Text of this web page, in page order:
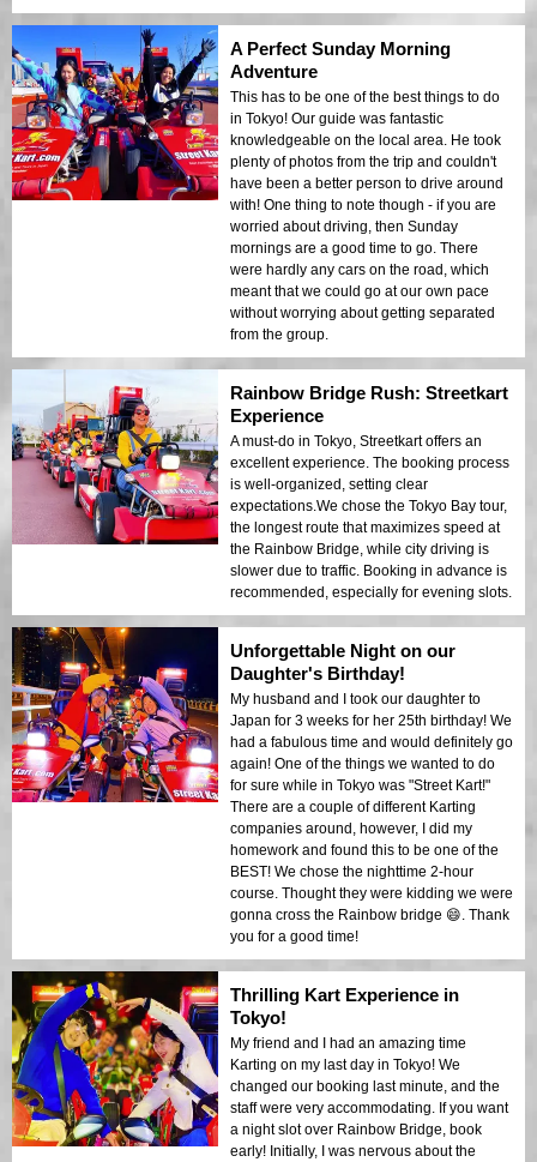
A Perfect Sunday Morning
Adventure
This has to be one of the best things to do
in Tokyo! Our guide was fantastic
knowledgeable on the local area. He took
plenty of photos from the trip and couldn't
have been a better person to drive around
with! One thing to note though - if you are
worried about driving, then Sunday
mornings are a good time to go. There
were hardly any cars on the road, which
meant that we could go at our own pace
without worrying about getting separated
from the group.
Rainbow Bridge Rush: Streetkart
Experience
A must-do in Tokyo, Streetkart offers an
excellent experience. The booking process
is well-organized, setting clear
expectations.We chose the Tokyo Bay tour,
the longest route that maximizes speed at
the Rainbow Bridge, while city driving is
slower due to traffic. Booking in advance is
recommended, especially for evening slots.
Unforgettable Night on our
Daughter's Birthday!
My husband and I took our daughter to
Japan for 3 weeks for her 25th birthday! We
had a fabulous time and would definitely go
again! One of the things we wanted to do
for sure while in Tokyo was "Street Kart!"
There are a couple of different Karting
companies around, however, I did my
homework and found this to be one of the
BEST! We chose the nighttime 2-hour
course. Thought they were kidding we were
gonna cross the Rainbow bridge 😄. Thank
you for a good time!
Thrilling Kart Experience in
Tokyo!
My friend and I had an amazing time
Karting on my last day in Tokyo! We
changed our booking last minute, and the
staff were very accommodating. If you want
a night slot over Rainbow Bridge, book
early! Initially, I was nervous about the